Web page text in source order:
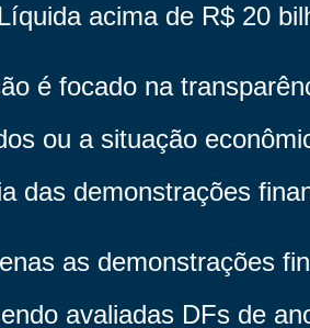
acima de R$ 20
é focado na
ou a situação
das demonstrações
as demonstrações
avaliadas DFs de